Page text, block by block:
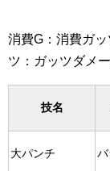
消費G：消費ガ
ツ：ガッツダメ
技名
大パンチ バ